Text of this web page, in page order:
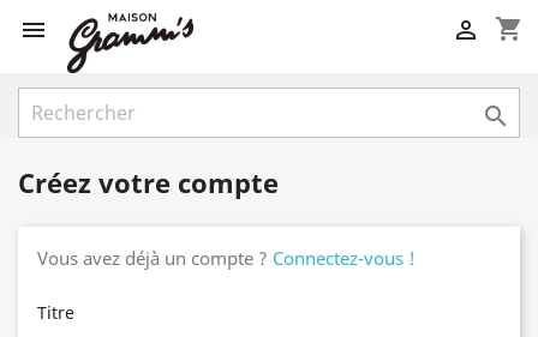
 shopping_cart


Créez votre compte
Vous avez déjà un compte ? Connectez-vous !
Titre